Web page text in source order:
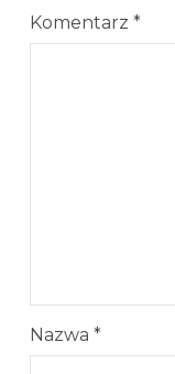
Komentarz *
Nazwa *